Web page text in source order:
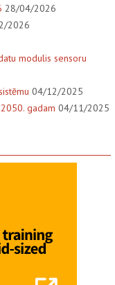
28/04/2026
2026
modulis sensoru
04/12/2025
gadam 04/11/2025